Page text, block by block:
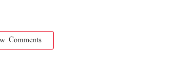
Comments